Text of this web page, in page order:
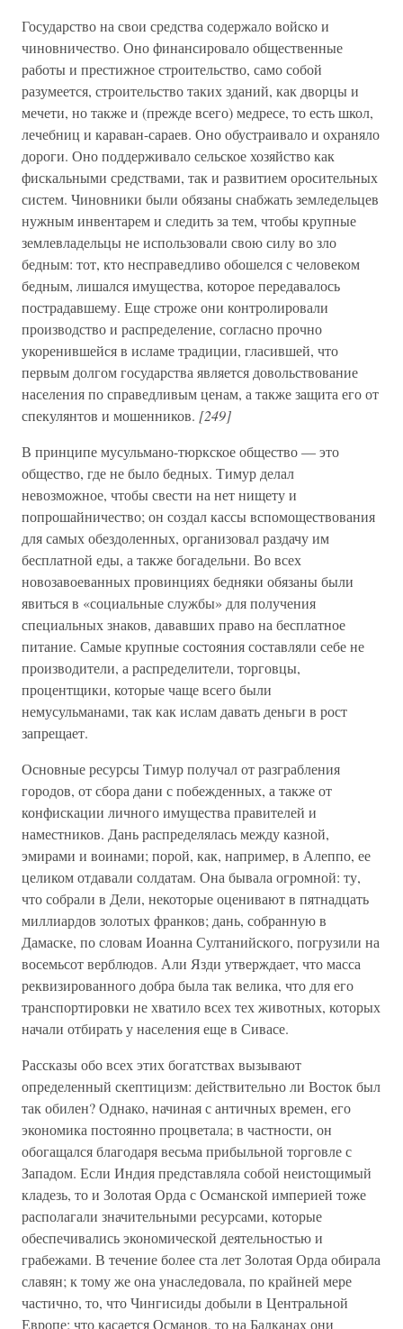
Государство на свои средства содержало войско и
чиновничество. Оно финансировало общественные
работы и престижное строительство, само собой
разумеется, строительство таких зданий, как дворцы и
мечети, но также и (прежде всего) медресе, то есть школ,
лечебниц и караван-сараев. Оно обустраивало и охраняло
дороги. Оно поддерживало сельское хозяйство как
фискальными средствами, так и развитием оросительных
систем. Чиновники были обязаны снабжать земледельцев
нужным инвентарем и следить за тем, чтобы крупные
землевладельцы не использовали свою силу во зло
бедным: тот, кто несправедливо обошелся с человеком
бедным, лишался имущества, которое передавалось
пострадавшему. Еще строже они контролировали
производство и распределение, согласно прочно
укоренившейся в исламе традиции, гласившей, что
первым долгом государства является довольствование
населения по справедливым ценам, а также защита его от
спекулянтов и мошенников. [249]
В принципе мусульмано-тюркское общество — это
общество, где не было бедных. Тимур делал
невозможное, чтобы свести на нет нищету и
попрошайничество; он создал кассы вспомоществования
для самых обездоленных, организовал раздачу им
бесплатной еды, а также богадельни. Во всех
новозавоеванных провинциях бедняки обязаны были
явиться в «социальные службы» для получения
специальных знаков, дававших право на бесплатное
питание. Самые крупные состояния составляли себе не
производители, а распределители, торговцы,
процентщики, которые чаще всего были
немусульманами, так как ислам давать деньги в рост
запрещает.
Основные ресурсы Тимур получал от разграбления
городов, от сбора дани с побежденных, а также от
конфискации личного имущества правителей и
наместников. Дань распределялась между казной,
эмирами и воинами; порой, как, например, в Алеппо, ее
целиком отдавали солдатам. Она бывала огромной: ту,
что собрали в Дели, некоторые оценивают в пятнадцать
миллиардов золотых франков; дань, собранную в
Дамаске, по словам Иоанна Султанийского, погрузили на
восемьсот верблюдов. Али Язди утверждает, что масса
реквизированного добра была так велика, что для его
транспортировки не хватило всех тех животных, которых
начали отбирать у населения еще в Сивасе.
Рассказы обо всех этих богатствах вызывают
определенный скептицизм: действительно ли Восток был
так обилен? Однако, начиная с античных времен, его
экономика постоянно процветала; в частности, он
обогащался благодаря весьма прибыльной торговле с
Западом. Если Индия представляла собой неистощимый
кладезь, то и Золотая Орда с Османской империей тоже
располагали значительными ресурсами, которые
обеспечивались экономической деятельностью и
грабежами. В течение более ста лет Золотая Орда обирала
славян; к тому же она унаследовала, по крайней мере
частично, то, что Чингисиды добыли в Центральной
Европе; что касается Османов, то на Балканах они